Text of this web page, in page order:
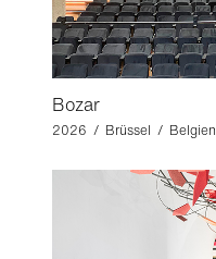
Bozar
2026 / Brüssel / Belgien